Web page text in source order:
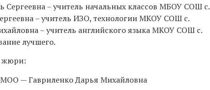
Сергеевна – учитель начальных классов МБОУ СОШ с.
– учитель ИЗО, технологии МКОУ СОШ с.
– учитель английского языка МКОУ СОШ с.
лучшего.
жюри:
— Гавриленко Дарья Михайловна